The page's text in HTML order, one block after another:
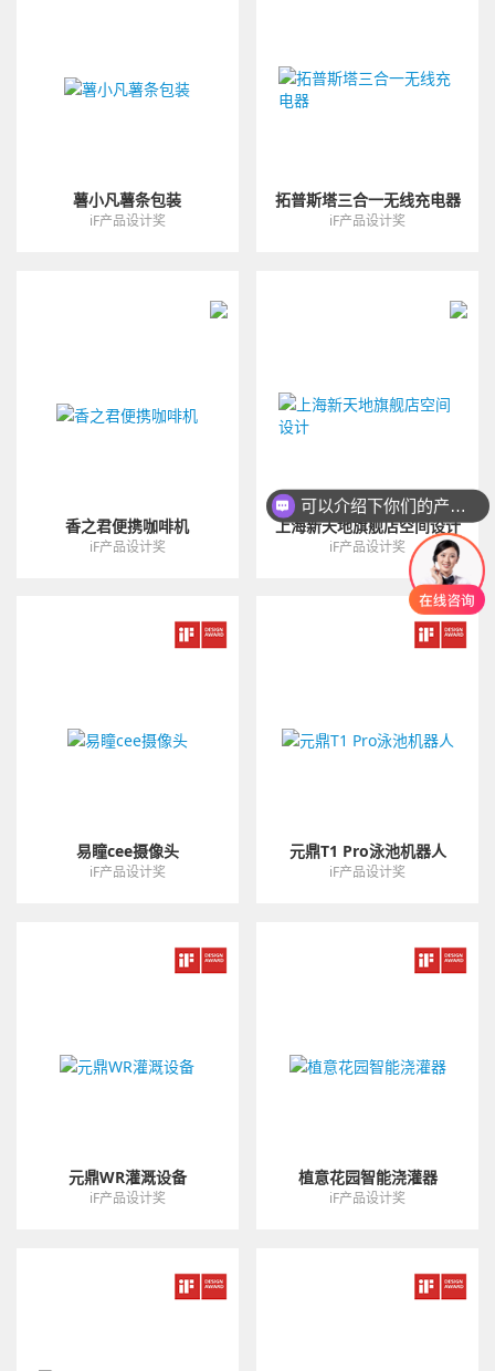
薯小凡薯条包装
iF产品设计奖
拓普斯塔三合一无线充电器
iF产品设计奖
香之君便携咖啡机
iF产品设计奖
上海新天地旗舰店空间设计
iF产品设计奖
易瞳cee摄像头
iF产品设计奖
元鼎T1 Pro泳池机器人
iF产品设计奖
元鼎WR灌溉设备
iF产品设计奖
植意花园智能浇灌器
iF产品设计奖
可以介绍下你们的产品么